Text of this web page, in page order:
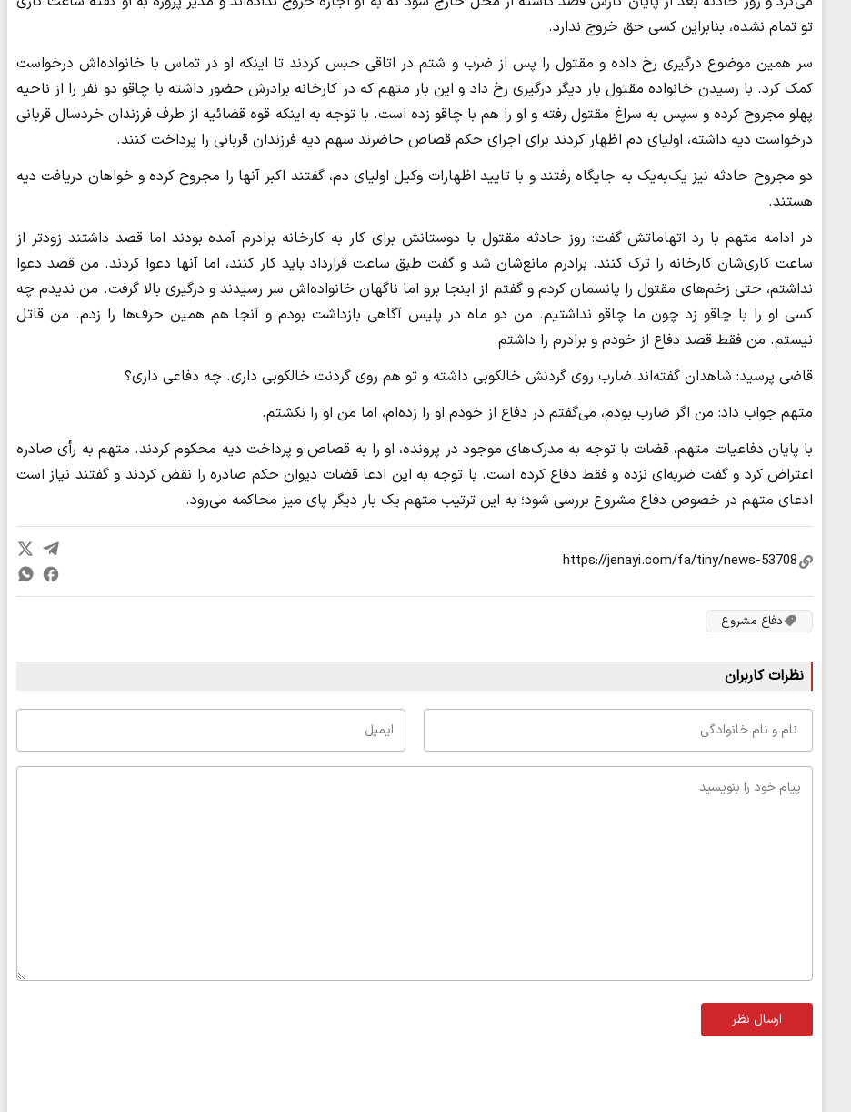
تو تمام نشده، بنابراین کسی حق خروج ندارد.
سر همین موضوع درگیری رخ داده و مقتول را پس از ضرب و شتم در اتاقی حبس کردند تا اینکه او در تماس با خانواده‌اش درخواست
کمک کرد. با رسیدن خانواده مقتول بار دیگر درگیری رخ داد و این‌ بار متهم که در کارخانه برادرش حضور داشته با چاقو دو نفر را از ناحیه
پهلو مجروح کرده و سپس به سراغ مقتول رفته و او را هم با چاقو زده است. با توجه به اینکه قوه قضائیه از طرف فرزندان خردسال قربانی
درخواست دیه داشته، اولیای دم اظهار کردند برای اجرای حکم قصاص حاضرند سهم دیه فرزندان قربانی را پرداخت کنند.
دو مجروح حادثه نیز یک‌به‌یک به جایگاه رفتند و با تایید اظهارات وکیل اولیای دم، گفتند اکبر آنها را مجروح کرده و خواهان دریافت دیه
هستند.
در ادامه متهم با رد اتهاماتش گفت: روز حادثه مقتول با دوستانش برای کار به کارخانه برادرم آمده بودند اما قصد داشتند زودتر از
ساعت کاری‌شان کارخانه را ترک کنند. برادرم مانع‌شان شد و گفت طبق ساعت قرارداد باید کار کنند، اما آنها دعوا کردند. من قصد دعوا
نداشتم، حتی زخم‌های مقتول را پانسمان کردم و گفتم از اینجا برو اما ناگهان خانواده‌اش سر رسیدند و درگیری بالا گرفت. من ندیدم چه
کسی او را با چاقو زد چون ما چاقو نداشتیم. من دو ماه در پلیس آگاهی بازداشت بودم و آنجا هم همین حرف‌ها را زدم. من قاتل
نیستم. من فقط قصد دفاع از خودم و برادرم را داشتم.
قاضی پرسید: شاهدان گفته‌اند ضارب روی گردنش خالکوبی داشته و تو هم روی گردنت خالکوبی داری. چه دفاعی داری؟
متهم جواب داد: من اگر ضارب بودم، می‌گفتم در دفاع از خودم او را زده‌ام، اما من او را نکشتم.
با پایان دفاعیات متهم، قضات با توجه به مدرک‌های موجود در پرونده، او را به قصاص و پرداخت دیه محکوم کردند. متهم به رأی صادره
اعتراض کرد و گفت ضربه‌ای نزده و فقط دفاع کرده است. با توجه به این ادعا قضات دیوان حکم صادره را نقض کردند و گفتند نیاز است
ادعای متهم در خصوص دفاع مشروع بررسی شود؛ به این ترتیب متهم یک بار دیگر پای میز محاکمه می‌رود.
دفاع مشروع
نظرات کاربران
ارسال نظر